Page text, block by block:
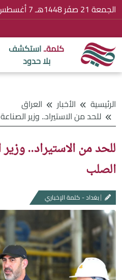
الجمعة 21 صفَر 1448هـ 7 أغسطس 2026
كلمة..استكشف
بلا حدود
الرئيسية الأخبار
العراق
للحد من الاستيراد.. وزير الصناعة يفتتح مصنع
للحد من الاستيراد..
الصلب
بغداد - كلمة الإخباري